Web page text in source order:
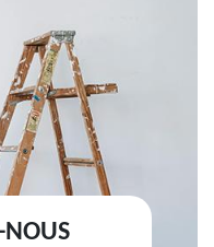
NOUS